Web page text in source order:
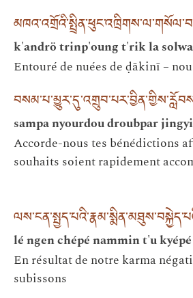
k'andrö trinp'oung t'rik la
Entouré de nuées de ḍākinī –
sampa nyourdou droubpar
Accorde-nous tes bénédictions
souhaits soient rapidement
lé ngen chépé nammin t'u kyépé
En résultat de notre karma
subissons